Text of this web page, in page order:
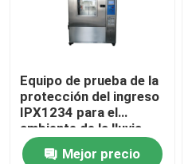
Sobre nosotros
Viaje de la fábrica
Control de calidad
Equipo de prueba de la
protección del ingreso
IPX1234 para el
ambiente de la lluvia
Mejor precio